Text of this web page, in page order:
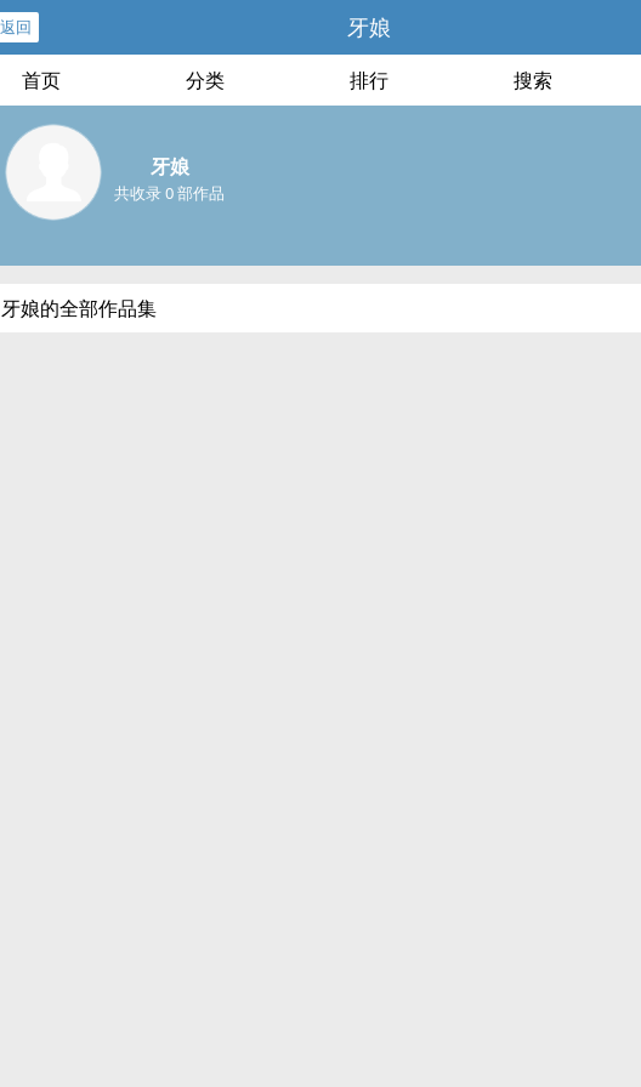
返回 牙娘
首页 分类 排行 搜索
牙娘
共收录 0 部作品
牙娘的全部作品集